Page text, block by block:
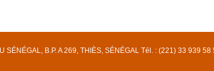
SÉNÉGAL, B.P. A 269, THIÈS, SÉNÉGAL Tél. : (221) 33 939